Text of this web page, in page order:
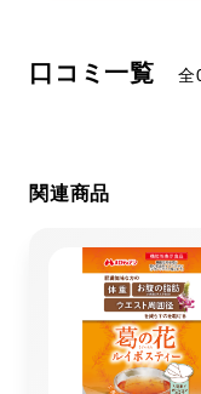
口コミ一覧 全
関連商品